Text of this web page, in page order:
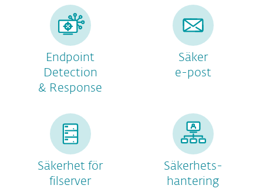
Endpoint
Detection
& Response
Säker
e-post
Säkerhet för
filserver
Säkerhets-
hantering